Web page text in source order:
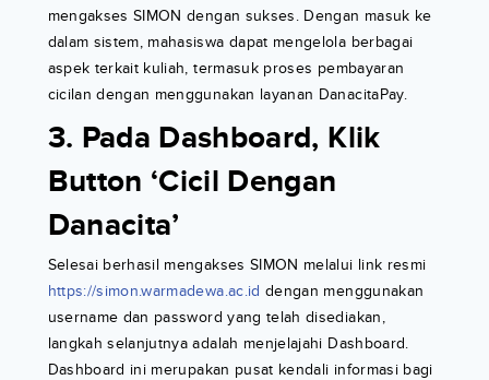
mengakses SIMON dengan sukses. Dengan masuk ke
dalam sistem, mahasiswa dapat mengelola berbagai
aspek terkait kuliah, termasuk proses pembayaran
cicilan dengan menggunakan layanan DanacitaPay.
3. Pada Dashboard, Klik
Button ‘Cicil Dengan
Danacita’
Selesai berhasil mengakses SIMON melalui link resmi
https://simon.warmadewa.ac.id dengan menggunakan
username dan password yang telah disediakan,
langkah selanjutnya adalah menjelajahi Dashboard.
Dashboard ini merupakan pusat kendali informasi bagi